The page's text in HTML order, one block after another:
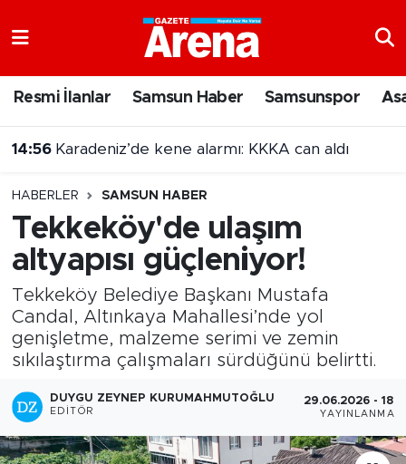
Resmi İlanlar Samsun Haber Samsunspor
HABERLER SAMSUN HABER
Tekkeköy'de ulaşım
altyapısı güçleniyor!
Tekkeköy Belediye Başkanı Mustafa
Candal, Altınkaya Mahallesi’nde yol
genişletme, malzeme serimi ve zemin
sıkılaştırma çalışmaları sürdüğünü belirtti.
DUYGU ZEYNEP KURUMAHMUTOĞLU
EDITÖR
29.06.2026 -
YAYINLANMA
Süper Lig Puan Durumu ve Fikstür
Tüm Manşetler
Son Dakika Haberleri
Haber Arşivi